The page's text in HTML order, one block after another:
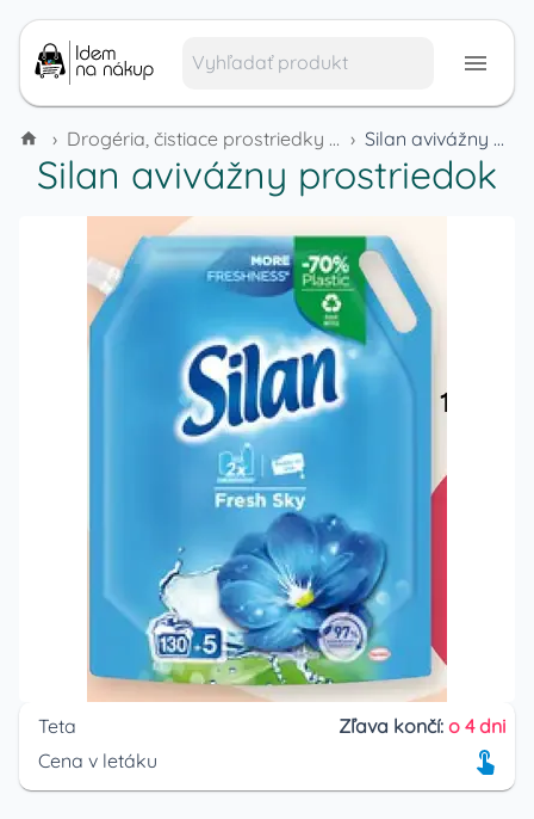
› Drogéria, čistiace prostriedky a domáca chémia › Silan avivážny prostriedok
Silan avivážny prostriedok
Teta Zľava končí: o 4 dni
Cena v letáku